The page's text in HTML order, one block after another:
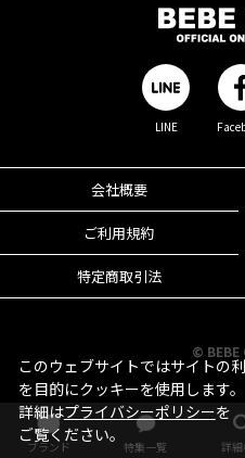
LINE
会社概要
ご利用規約
特定商取引法
© BEBE
ブランド 特集一覧 詳
このウェブサイトではサイトの
を目的にクッキーを使用します。
詳細はプライバシーポリシーを
ご覧ください。